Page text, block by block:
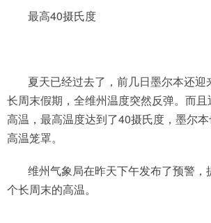
最高40摄氏度
夏天已经过去了，前几日墨尔本还迎
长周末假期，全维州温度突然反弹。而
高温，最高温度达到了40摄氏度，墨尔
高温笼罩。
维州气象局在昨天下午发布了预警，
个长周末的高温。